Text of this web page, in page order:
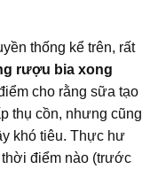
thống kể trên, rất
rượu bia xong
cho rằng sữa tạo
thụ cồn, nhưng cũng
khó tiêu. Thực hư
điểm nào (trước